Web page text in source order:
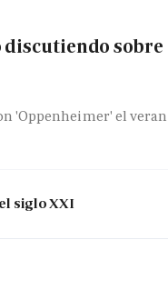
discutiendo sobre
'Oppenheimer' el
siglo XXI